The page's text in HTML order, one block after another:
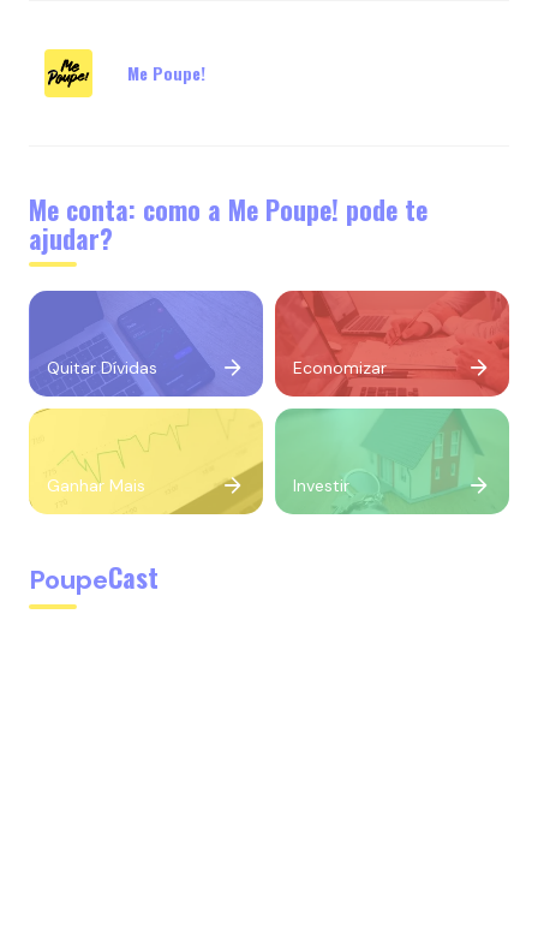
Me Poupe!
Me conta: como a Me Poupe! pode te
ajudar?
Quitar Dívidas Economizar
Ganhar Mais Investir
PoupeCast